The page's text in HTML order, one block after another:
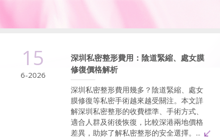
15
6-2026
深圳私密整形費用：陰道緊縮、處女膜
修復價格解析
深圳私密整形費用幾多？陰道緊縮、處女
膜修復等私密手術越來越受關注。本文詳
解深圳私密整形的收費標準、手術方式、
適合人群及術後恢復，比較深港兩地價格
差異，助妳了解私密整形的安全選擇。...